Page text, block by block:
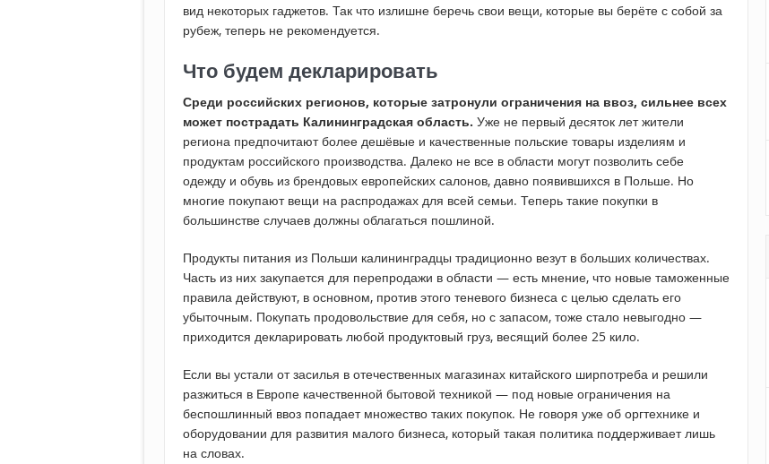
вид некоторых гаджетов. Так что излишне беречь свои вещи, которые вы берёте с собой за
рубеж, теперь не рекомендуется.
Что будем декларировать
Среди российских регионов, которые затронули ограничения на ввоз, сильнее всех
может пострадать Калининградская область. Уже не первый десяток лет жители
региона предпочитают более дешёвые и качественные польские товары изделиям и
продуктам российского производства. Далеко не все в области могут позволить себе
одежду и обувь из брендовых европейских салонов, давно появившихся в Польше. Но
многие покупают вещи на распродажах для всей семьи. Теперь такие покупки в
большинстве случаев должны облагаться пошлиной.
Продукты питания из Польши калининградцы традиционно везут в больших количествах.
Часть из них закупается для перепродажи в области — есть мнение, что новые таможенные
правила действуют, в основном, против этого теневого бизнеса с целью сделать его
убыточным. Покупать продовольствие для себя, но с запасом, тоже стало невыгодно —
приходится декларировать любой продуктовый груз, весящий более 25 кило.
Если вы устали от засилья в отечественных магазинах китайского ширпотреба и решили
разжиться в Европе качественной бытовой техникой — под новые ограничения на
беспошлинный ввоз попадает множество таких покупок. Не говоря уже об оргтехнике и
оборудовании для развития малого бизнеса, который такая политика поддерживает лишь
на словах.